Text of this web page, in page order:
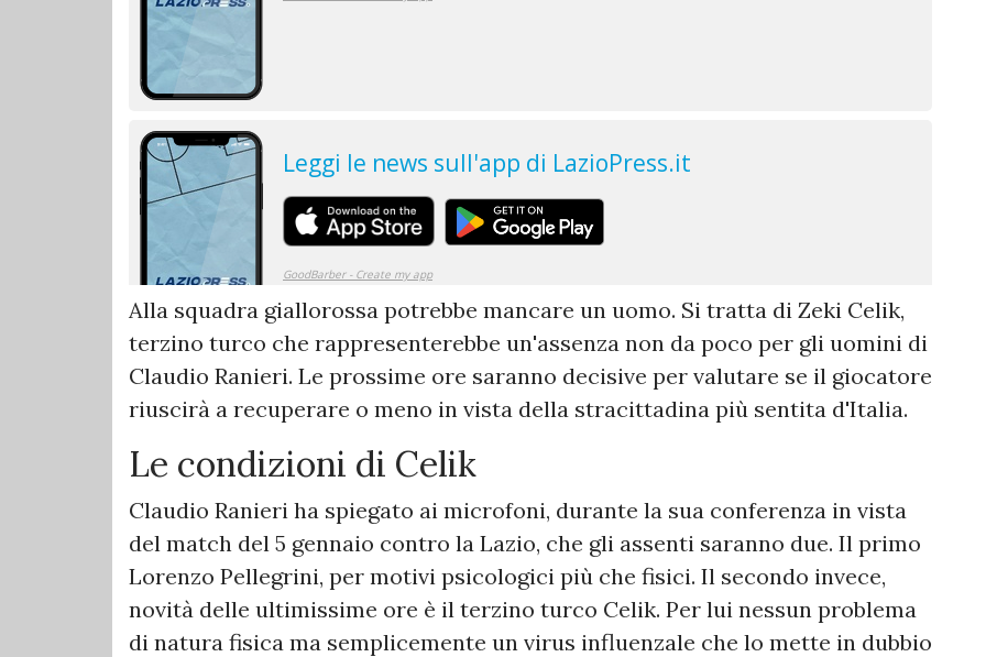
Alla squadra giallorossa potrebbe mancare un uomo. Si tratta di Zeki Celik,
terzino turco che rappresenterebbe un'assenza non da poco per gli uomini di
Claudio Ranieri. Le prossime ore saranno decisive per valutare se il giocatore
riuscirà a recuperare o meno in vista della stracittadina più sentita d'Italia.
Le condizioni di Celik
Claudio Ranieri ha spiegato ai microfoni, durante la sua conferenza in vista
del match del 5 gennaio contro la Lazio, che gli assenti saranno due. Il primo
Lorenzo Pellegrini, per motivi psicologici più che fisici. Il secondo invece,
novità delle ultimissime ore è il terzino turco Celik. Per lui nessun problema
di natura fisica ma semplicemente un virus influenzale che lo mette in dubbio